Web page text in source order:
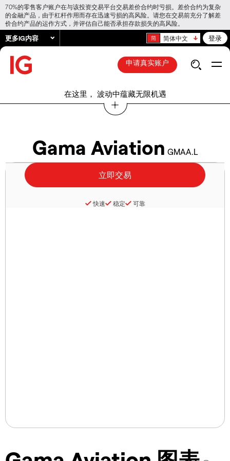
70%的零售客户账户在与该投资交易平台交易差价合约时亏损。差价合约为复杂
的金融产品，由于杠杆作用而存在迅速亏损的高风险。请您在交易前充分了解差
价合约产品的运作方式，并评估自己能否承担存款损失的高风险。
更多IG内容 简体中文 登录
申请真实账户
在这里， 波动中蕴藏无限机遇
Gama Aviation GMAA.L
快速 稳定 可靠